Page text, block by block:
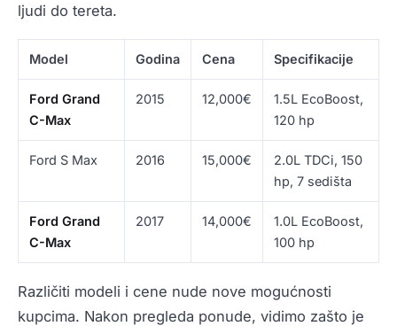
ljudi do tereta.
Model Godina Cena Specifikacije
Ford Grand
C-Max
2015 12,000€
1.5L EcoBoost,
120 hp
Ford S Max 2016 15,000€
2.0L TDCi, 150
hp, 7 sedišta
Ford Grand
C-Max
2017 14,000€
1.0L EcoBoost,
100 hp
Različiti modeli i cene nude nove mogućnosti
kupcima. Nakon pregleda ponude, vidimo zašto je